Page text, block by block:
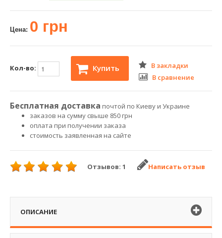
Цена: 0 грн
Кол-во: Купить
В закладки
В сравнение
Бесплатная доставка почтой по Киеву и Украине
заказов на сумму свыше 850 грн
оплата при получении заказа
стоимость заявленная на сайте
Отзывов: 1 Написать отзыв
ОПИСАНИЕ